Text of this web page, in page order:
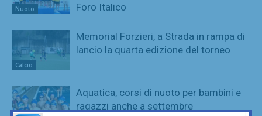
Nuoto
Foro Italico
Calcio
Memorial Forzieri, a Strada in rampa di
lancio la quarta edizione del torneo
Aquatica, corsi di nuoto per bambini e
ragazzi anche a settembre